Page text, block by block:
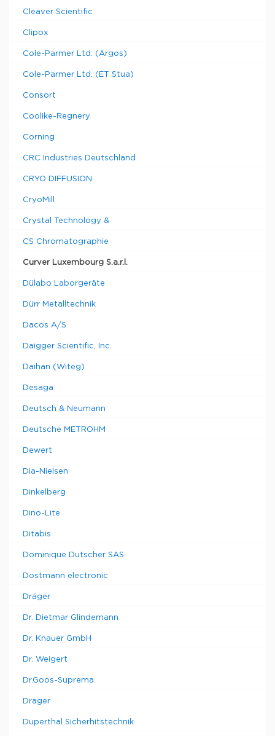
Cleaver Scientific
Clipox
Cole-Parmer Ltd. (Argos)
Cole-Parmer Ltd. (ET Stua)
Consort
Coolike-Regnery
Corning
CRC Industries Deutschland
CRYO DIFFUSION
CryoMill
Crystal Technology &
CS Chromatographie
Curver Luxembourg S.a.r.l.
Dülabo Laborgeräte
Dürr Metalltechnik
Dacos A/S
Daigger Scientific, Inc.
Daihan (Witeg)
Desaga
Deutsch & Neumann
Deutsche METROHM
Dewert
Dia-Nielsen
Dinkelberg
Dino-Lite
Ditabis
Dominique Dutscher SAS
Dostmann electronic
Dräger
Dr. Dietmar Glindemann
Dr. Knauer GmbH
Dr. Weigert
Dr.Goos-Suprema
Drager
Duperthal Sicherhitstechnik